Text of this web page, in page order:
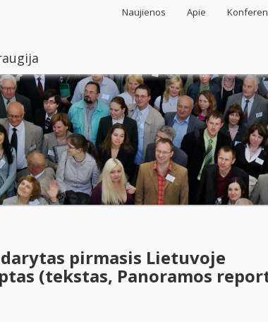
Naujienos Apie
pirmasis Lietuvoje
(tekstas, Panoramos